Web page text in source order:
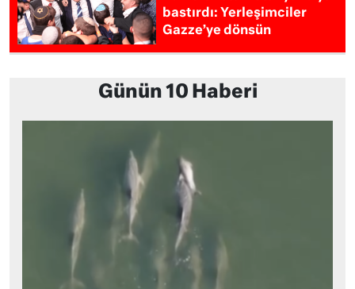
bastırdı: Yerleşimciler
Gazze’ye dönsün
Günün 10 Haberi